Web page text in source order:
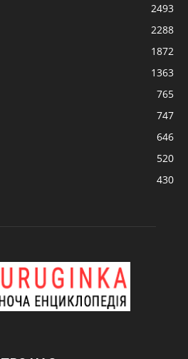
2493
2288
1872
1363
765
747
646
520
430